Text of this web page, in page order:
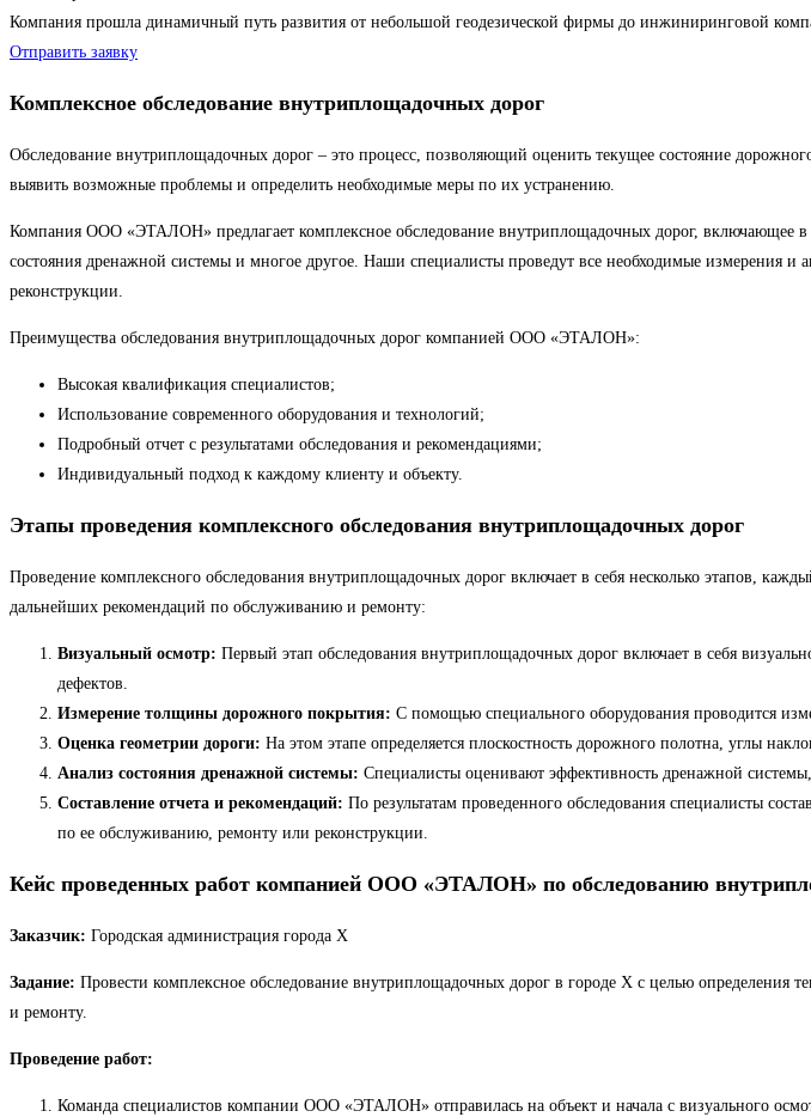
Компания прошла динамичный путь развития от небольшой геодезической фирмы до инжиниринговой
Отправить заявку
Комплексное обследование внутриплощадочных дорог
Обследование внутриплощадочных дорог – это процесс, позволяющий оценить текущее состояние
выявить возможные проблемы и определить необходимые меры по их устранению.
Компания ООО «ЭТАЛОН» предлагает комплексное обследование внутриплощадочных дорог, включающее
состояния дренажной системы и многое другое. Наши специалисты проведут все необходимые измерения и
реконструкции.
Преимущества обследования внутриплощадочных дорог компанией ООО «ЭТАЛОН»:
Высокая квалификация специалистов;
Использование современного оборудования и технологий;
Подробный отчет с результатами обследования и рекомендациями;
Индивидуальный подход к каждому клиенту и объекту.
Этапы проведения комплексного обследования внутриплощадочных дорог
Проведение комплексного обследования внутриплощадочных дорог включает в себя несколько этапов,
дальнейших рекомендаций по обслуживанию и ремонту:
Визуальный осмотр: Первый этап обследования внутриплощадочных дорог включает в себя
дефектов.
Измерение толщины дорожного покрытия: С помощью специального оборудования проводится
Оценка геометрии дороги: На этом этапе определяется плоскостность дорожного полотна, углы
Анализ состояния дренажной системы: Специалисты оценивают эффективность дренажной
Составление отчета и рекомендаций: По результатам проведенного обследования специалисты
по ее обслуживанию, ремонту или реконструкции.
Кейс проведенных работ компанией ООО «ЭТАЛОН» по обследованию
Заказчик: Городская администрация города Х
Задание: Провести комплексное обследование внутриплощадочных дорог в городе Х с целью определения
и ремонту.
Проведение работ:
Команда специалистов компании ООО «ЭТАЛОН» отправилась на объект и начала с визуального